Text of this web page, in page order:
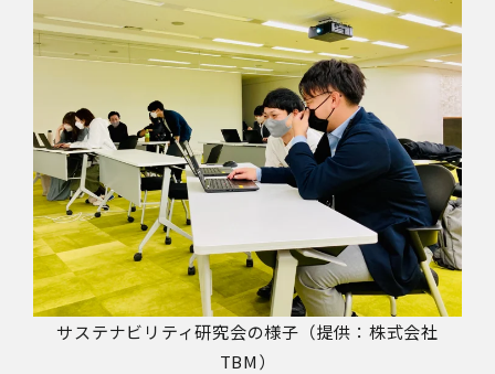
サステナビリティ研究会の様子（提供：株式会社
TBM）